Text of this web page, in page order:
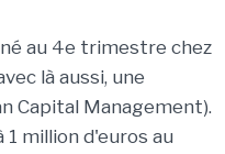
au 4e trimestre chez
là aussi, une
Capital Management).
million d'euros au